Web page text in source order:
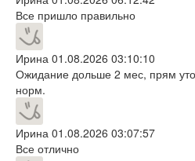
Все пришло правильно
Ирина 01.08.2026 03:10:10
Ожидание дольше 2 мес, прям
норм.
Ирина 01.08.2026 03:07:57
Все отлично